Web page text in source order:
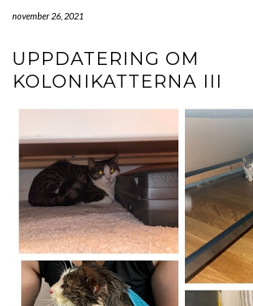
november 26, 2021
UPPDATERING OM
KOLONIKATTERNA III